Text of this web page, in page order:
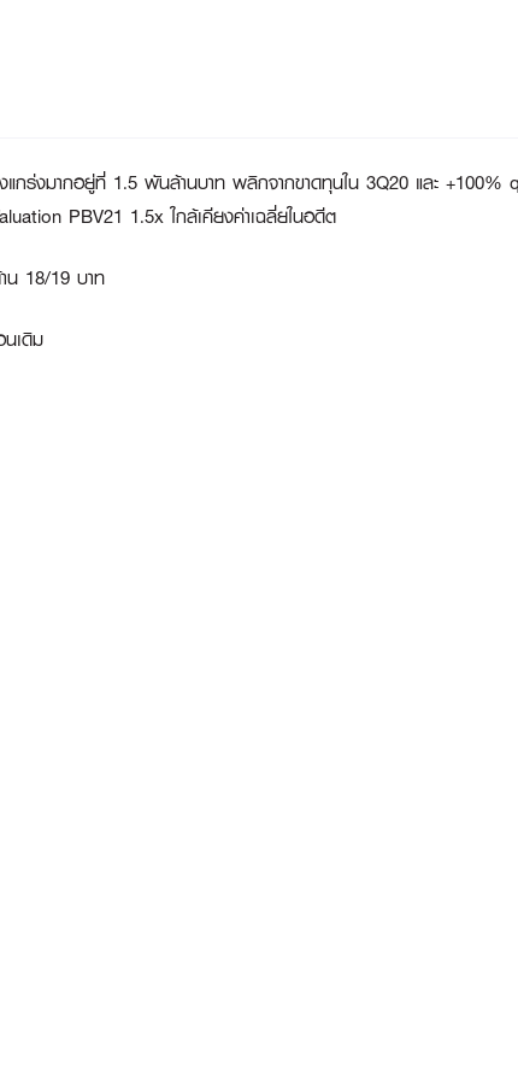
แกร่งมากอยู่ที่ 1.5 พันล้านบาท พลิกจากขาดทุนใน 3Q20 และ
PBV21 1.5x ใกล้เคียงค่าเฉลี่ยในอดีต
น 18/19 บาท
เดิม